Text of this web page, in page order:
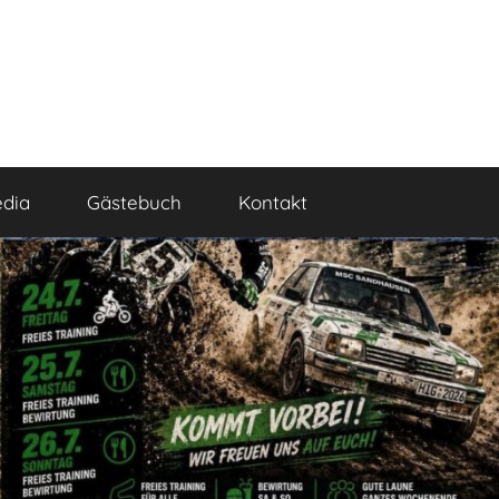
Gästebuch Kontakt